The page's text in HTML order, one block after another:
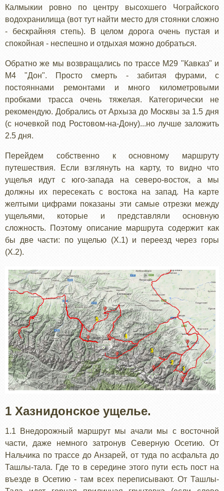
Калмыкии ровно по центру высохшего Чограйского
водохранилища (вот тут найти место для стоянки сложно
- бескрайняя степь). В целом дорога очень пустая и
спокойная - неспешно и отдыхая можно добраться.
Обратно же мы возвращались по трассе М29 "Кавказ" и
М4 "Дон". Просто смерть - забитая фурами, с
постояннами ремонтами и много километровыми
пробками трасса очень тяжелая. Категорически не
рекомендую. Добрались от Архыза до Москвы за 1.5 дня
(с ночевкой под Ростовом-на-Дону)...но лучше заложить
2.5 дня.
Перейдем собственно к основному маршруту
путешествия. Если взглянуть на карту, то видно что
ущелья идут с юго-запада на северо-восток, а мы
должны их пересекать с востока на запад. На карте
желтыми цифрами показаны эти самые отрезки между
ущельями, которые и представляли основную
сложность. Поэтому описание маршрута содержит как
бы две части: по ущелью (Х.1) и переезд через горы
(Х.2).
1 Хазнидонское ущелье.
1.1 Внедорожный маршрут мы ачали мы с восточной
части, даже немного затронув Северную Осетию. От
Нальчика по трассе до Анзарей, от туда по асфальта до
Ташлы-тала. Где то в середине этого пути есть пост на
въезде в Осетию - там всех переписывают. От Ташлы-